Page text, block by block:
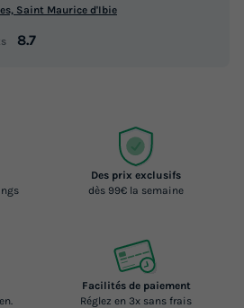
Saint Maurice d'Ibie
8.7
Des prix exclusifs
dès 99€ la semaine
Facilités de paiement
Réglez en 3x sans frais